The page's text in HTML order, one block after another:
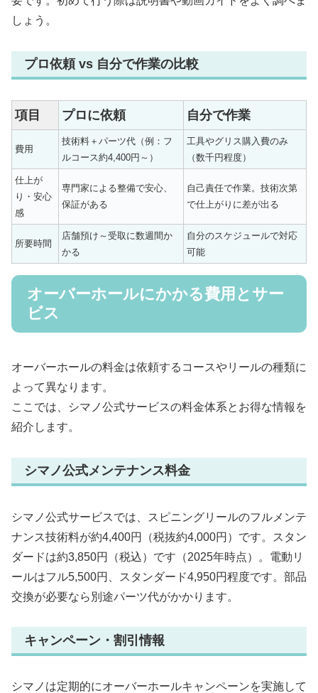
しょう。
プロ依頼 vs 自分で作業の比較
項目 プロに依頼 自分で作業
費用
技術料＋パーツ代（例：フ
ルコース約4,400円～）
工具やグリス購入費のみ
（数千円程度）
仕上が
り・安心
感
専門家による整備で安心、
保証がある
自己責任で作業。技術次第
で仕上がりに差が出る
所要時間
店舗預け～受取に数週間か
かる
自分のスケジュールで対応
可能
オーバーホールにかかる費用とサー
ビス
オーバーホールの料金は依頼するコースやリールの種類に
よって異なります。
ここでは、シマノ公式サービスの料金体系とお得な情報を
紹介します。
シマノ公式メンテナンス料金
シマノ公式サービスでは、スピニングリールのフルメンテ
ナンス技術料が約4,400円（税抜約4,000円）です。スタン
ダードは約3,850円（税込）です（2025年時点）。電動リ
ールはフル5,500円、スタンダード4,950円程度です。部品
交換が必要なら別途パーツ代がかかります。
キャンペーン・割引情報
シマノは定期的にオーバーホールキャンペーンを実施して